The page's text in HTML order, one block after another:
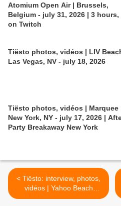
Atomium Open Air | Brussels,
Belgium - july 31, 2026 | 3 hours,
on Twitch
Tiësto photos, vidéos | LIV
Las Vegas, NV - july 18, 2026
Tiësto photos, vidéos | Marquee
New York, NY - july 17, 2026 |
Party Breakaway New York
< Tiësto: interview, photos,
vidéos | Yahoo Beach
House | Cannes, France -